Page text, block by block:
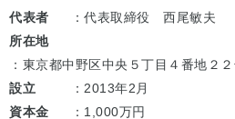
代表者
：代表取締役 西尾敏夫
所在地
：東京都中野区中央５丁目４番地２
設立
：2013年2月
資本金
：1,000万円